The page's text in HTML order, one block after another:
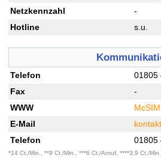
Netzkennzahl
-
Hotline
s.u.
Telefon
01805
Fax
-
WWW
McSIM
E-Mail
Telefon
01805
*14 Ct./Min., **9 Ct./Min., ***6 Ct./Anruf, ****3,9 Ct./Min.